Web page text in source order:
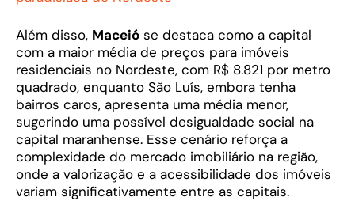
Além disso, Maceió se destaca como a capital
com a maior média de preços para imóveis
residenciais no Nordeste, com R$ 8.821 por metro
quadrado, enquanto São Luís, embora tenha
bairros caros, apresenta uma média menor,
sugerindo uma possível desigualdade social na
capital maranhense. Esse cenário reforça a
complexidade do mercado imobiliário na região,
onde a valorização e a acessibilidade dos imóveis
variam significativamente entre as capitais.